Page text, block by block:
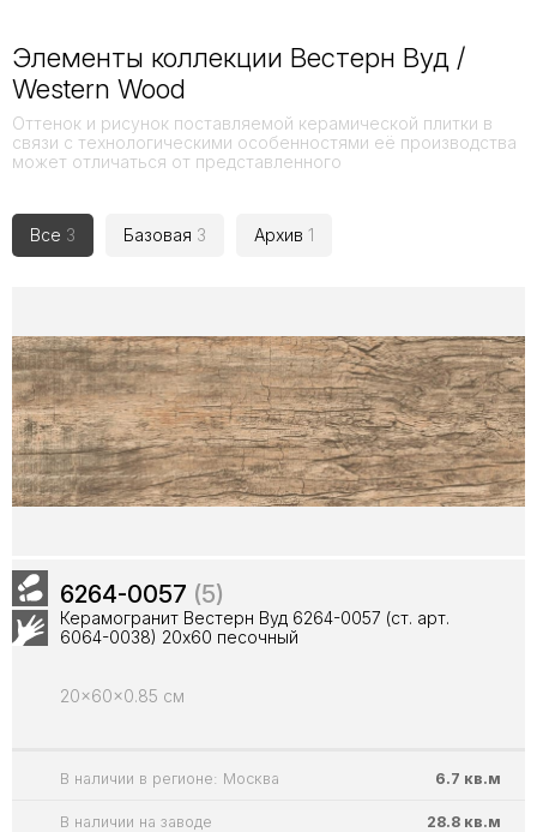
Элементы коллекции Вестерн Вуд /
Western Wood
Оттенок и рисунок поставляемой керамической плитки в
связи с технологическими особенностями её производства
может отличаться от представленного
Все 3 Базовая 3 Архив 1
6264-0057 (5)
Керамогранит Вестерн Вуд 6264-0057 (ст. арт.
6064-0038) 20x60 песочный
20x60x0.85 см
В наличии в регионе: Москва 6.7 кв.м
В наличии на заводе 28.8 кв.м